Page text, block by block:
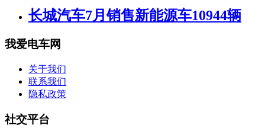
长城汽车7月销售新能源车10944辆
我爱电车网
关于我们
联系我们
隐私政策
社交平台